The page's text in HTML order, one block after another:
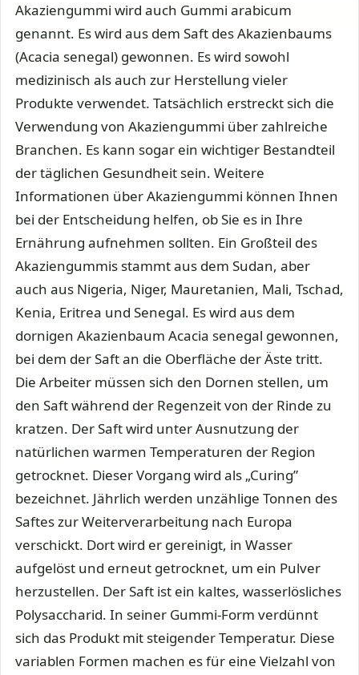
Akaziengummi wird auch Gummi arabicum
genannt. Es wird aus dem Saft des Akazienbaums
(Acacia senegal) gewonnen. Es wird sowohl
medizinisch als auch zur Herstellung vieler
Produkte verwendet. Tatsächlich erstreckt sich die
Verwendung von Akaziengummi über zahlreiche
Branchen. Es kann sogar ein wichtiger Bestandteil
der täglichen Gesundheit sein. Weitere
Informationen über Akaziengummi können Ihnen
bei der Entscheidung helfen, ob Sie es in Ihre
Ernährung aufnehmen sollten. Ein Großteil des
Akaziengummis stammt aus dem Sudan, aber
auch aus Nigeria, Niger, Mauretanien, Mali, Tschad,
Kenia, Eritrea und Senegal. Es wird aus dem
dornigen Akazienbaum Acacia senegal gewonnen,
bei dem der Saft an die Oberfläche der Äste tritt.
Die Arbeiter müssen sich den Dornen stellen, um
den Saft während der Regenzeit von der Rinde zu
kratzen. Der Saft wird unter Ausnutzung der
natürlichen warmen Temperaturen der Region
getrocknet. Dieser Vorgang wird als „Curing”
bezeichnet. Jährlich werden unzählige Tonnen des
Saftes zur Weiterverarbeitung nach Europa
verschickt. Dort wird er gereinigt, in Wasser
aufgelöst und erneut getrocknet, um ein Pulver
herzustellen. Der Saft ist ein kaltes, wasserlösliches
Polysaccharid. In seiner Gummi-Form verdünnt
sich das Produkt mit steigender Temperatur. Diese
variablen Formen machen es für eine Vielzahl von